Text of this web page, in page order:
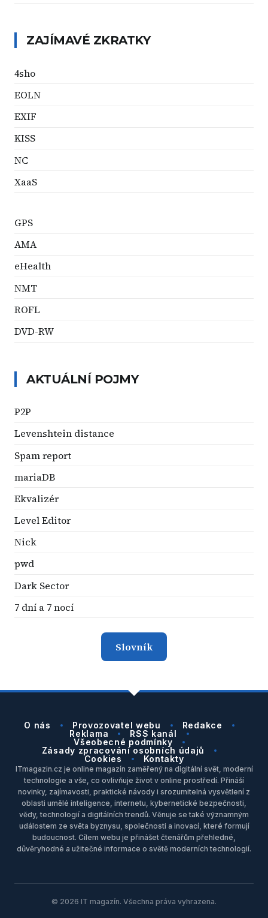
ZAJÍMAVÉ ZKRATKY
4sho
EOLN
EXIF
KISS
NC
XaaS
GPS
AMA
eHealth
NMT
ROFL
DVD-RW
AKTUÁLNÍ POJMY
P2P
Levenshtein distance
Spam report
mariaDB
Ekvalizér
Level Editor
Nick
pwd
Dark Sector
7 dní a 7 nocí
Slovník
O nás Provozovatel webu
Redakce
Reklama
RSS kanál
Všeobecné podmínky
Zásady zpracování osobních údajů
Cookies
Kontakty
ITmagazin.cz je online magazín zaměřený na digitální svět, moderní
technologie a vše, co ovlivňuje život v online prostředí. Přináší
novinky, zajímavosti, praktické návody i srozumitelná vysvětlení z
oblasti umělé inteligence, internetu, kybernetické bezpečnosti,
vědy, technologií a digitálních trendů. Věnuje se také významným
událostem ze světa byznysu, společnosti a inovací, které formují
budoucnost. Cílem webu je přinášet čtenářům přehledné,
důvěryhodné a užitečné informace o světě moderních technologií.
© 2026 IT magazín. Všechna práva vyhrazena.